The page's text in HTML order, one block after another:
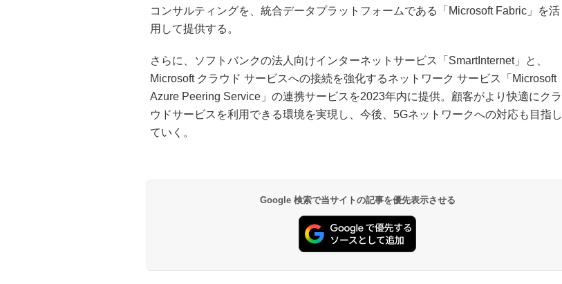
コンサルティングを、統合データプラットフォームである「Microsoft Fabric」を活
用して提供する。
さらに、ソフトバンクの法人向けインターネットサービス「SmartInternet」と、
Microsoft クラウド サービスへの接続を強化するネットワーク サービス「Microsoft
Azure Peering Service」の連携サービスを2023年内に提供。顧客がより快適にクラ
ウドサービスを利用できる環境を実現し、今後、5Gネットワークへの対応も目指し
ていく。
Google 検索で当サイトの記事を優先表示させる